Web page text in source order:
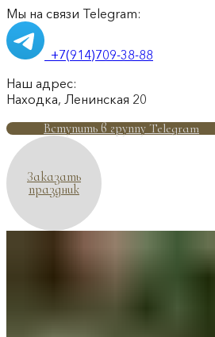
Мы на связи Telegram:
+7(914)709-38-88
Наш адрес:
Находка, Ленинская 20
Вступить в группу Telegram
Заказать
праздник